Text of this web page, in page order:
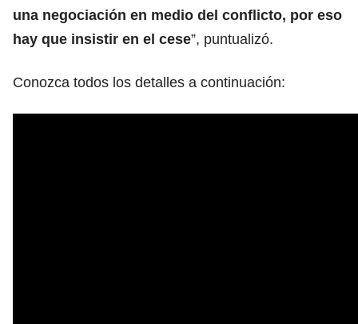
una negociación en medio del conflicto, por eso
hay que insistir en el cese”, puntualizó.
Conozca todos los detalles a continuación: